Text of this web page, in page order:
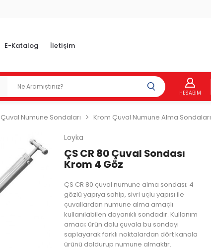
E-Katalog İletişim
HESABIM
Çuval Numune Sondaları Krom Çuval Numune Alma Sondaları
Loyka
ÇS CR 80 Çuval Sondası
Krom 4 Göz
ÇS CR 80 çuval numune alma sondası; 4
gözlü yapıya sahip, sivri uçlu yapısı ile
çuvallardan numune alma amaçlı
kullanılabilen dayanıklı sondadır. Kullanım
amacı; ürün dolu çuvala bu sondayı
saplayarak farklı noktalardan dört kanala
ürünü doldurup numune almaktır.